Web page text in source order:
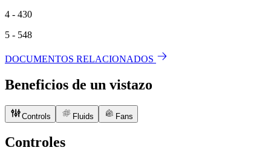
4 - 430
5 - 548
DOCUMENTOS RELACIONADOS
Beneficios de un vistazo
Controls Fluids Fans
Controles